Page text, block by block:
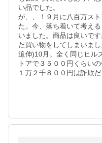
い品でした。
が、、！９月に八百万ス
た。今、落ち着いて考え
いました。商品は良いで
た買い物をしてしまいまし
追伸)10月。全く同じヒル
トアで３５００円くらい
１万２千８００円は詐欺